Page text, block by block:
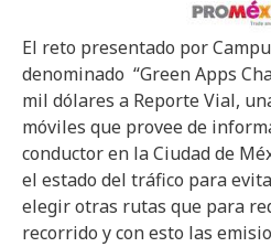
El reto presentado por
denominado “Green Apps
mil dólares a Reporte Vial,
móviles que provee de
conductor en la Ciudad de
el estado del tráfico para
elegir otras rutas que para
recorrido y con esto las